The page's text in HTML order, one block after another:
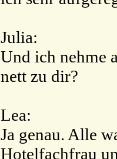
Julia:
Und ich nehme
nett zu dir?
Lea:
Ja genau. Alle
Hotelfachfrau